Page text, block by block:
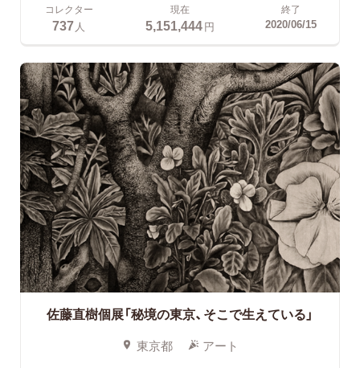
コレクター
737 人
現在
5,151,444円
終了
2020/06/15
佐藤直樹個展「秘境の東京、そこで生えている」
東京都 アート